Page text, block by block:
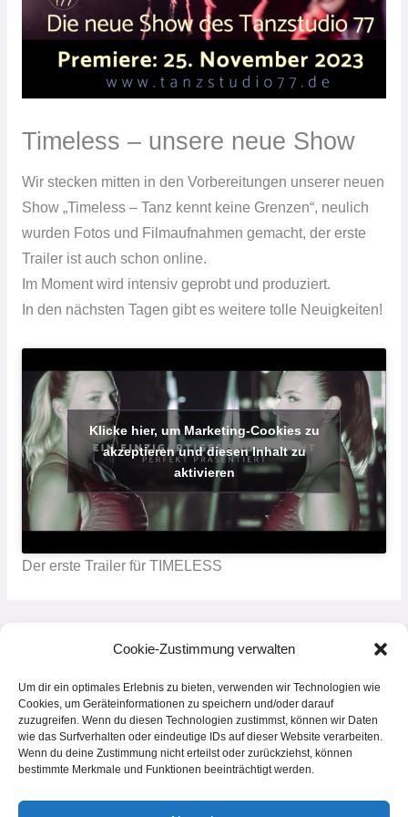
Cookie-Zustimmung verwalten
Um dir ein optimales Erlebnis zu bieten, verwenden wir Technologien wie
Cookies, um Geräteinformationen zu speichern und/oder darauf
zuzugreifen. Wenn du diesen Technologien zustimmst, können wir Daten
wie das Surfverhalten oder eindeutige IDs auf dieser Website verarbeiten.
Wenn du deine Zustimmung nicht erteilst oder zurückziehst, können
bestimmte Merkmale und Funktionen beeinträchtigt werden.
Timeless – unsere neue Show
Wir stecken mitten in den Vorbereitungen unserer neuen
Show „Timeless – Tanz kennt keine Grenzen“, neulich
wurden Fotos und Filmaufnahmen gemacht, der erste
Trailer ist auch schon online.
Im Moment wird intensiv geprobt und produziert.
In den nächsten Tagen gibt es weitere tolle Neuigkeiten!
Klicke hier, um Marketing-Cookies zu
akzeptieren und diesen Inhalt zu
aktivieren
Der erste Trailer für TIMELESS
© 2026 Tanz- und Musicalschule Luckau e.V. | Powered by